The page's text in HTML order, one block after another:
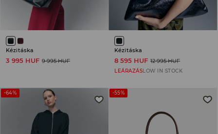
Kézitáska
3 995 HUF 9 995 HUF
Kézitáska
8 595 HUF 12 995 HUF
LEÁRAZÁSLOW IN STOCK
-64% -55%